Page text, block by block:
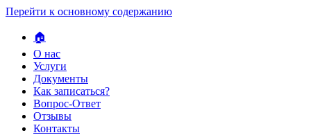
Перейти к основному содержанию
🏠
О нас
Услуги
Документы
Как записаться?
Вопрос-Ответ
Отзывы
Контакты